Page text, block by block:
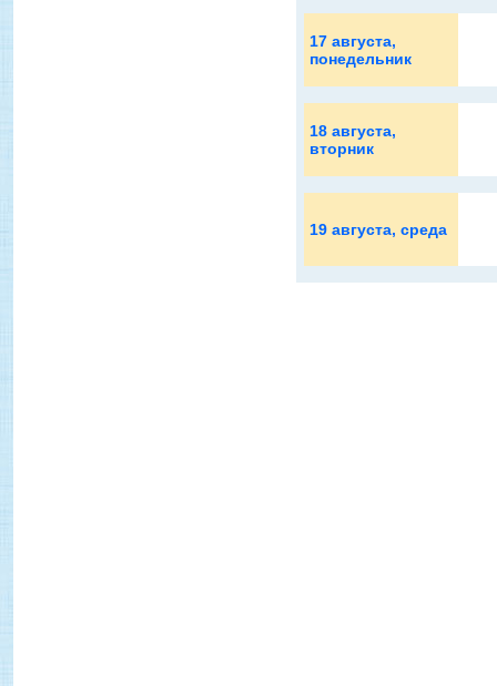
17 августа,
понедельник
18 августа,
вторник
19 августа, среда